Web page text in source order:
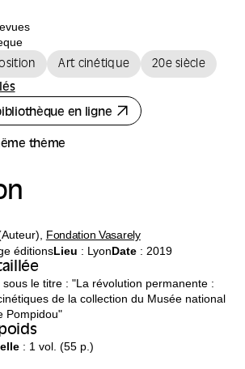
Art cinétique
20e siècle
en ligne
thème
Fondation Vasarely
éditionsLieu : LyonDate : 2019
le titre : "La révolution permanente :
de la collection du Musée national
Pompidou"
: 1 vol. (55 p.)